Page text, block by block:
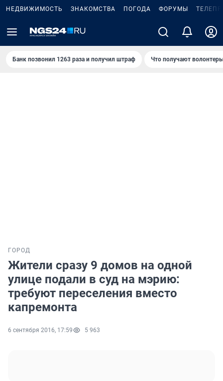
НЕДВИЖИМОСТЬ ЗНАКОМСТВА ПОГОДА ФОРУМЫ
Банк позвонил 1263 раза и получил штраф Что получают
ГОРОД
Жители сразу 9 домов на одной
улице подали в суд на мэрию:
требуют переселения вместо
капремонта
6 сентября 2016, 17:59 5 963